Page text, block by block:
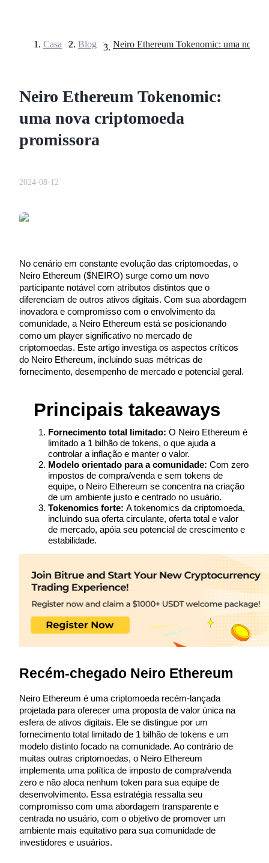
Futuros de USDT
Futuros COIN-M
Futuros de criptomoeda
Derivativos de ações, câmbio, metais preciosos e commodities
Futuros de USDC
Copiar Trading
Junte-se aos principais traders
Torne-se um Trader de Cópias
Desfrute da partilha de lucros e comissões de copy trading
Casa > Blog >
Neiro Ethereum Tokenomic:
uma nova criptomoeda
promissora
2024-08-12
No cenário em constante evolução das criptomoedas, o
Neiro Ethereum ($NEIRO) surge como um novo
participante notável com atributos distintos que o
diferenciam de outros ativos digitais. Com sua abordagem
inovadora e compromisso com o envolvimento da
comunidade, a Neiro Ethereum está se posicionando
como um player significativo no mercado de
criptomoedas. Este artigo investiga os aspectos críticos
do Neiro Ethereum, incluindo suas métricas de
fornecimento, desempenho de mercado e potencial geral.
Principais takeaways
Fornecimento total limitado: O Neiro Ethereum é
limitado a 1 bilhão de tokens, o que ajuda a
controlar a inflação e manter o valor.
Modelo orientado para a comunidade: Com zero
impostos de compra/venda e sem tokens de
equipe, o Neiro Ethereum se concentra na criação
de um ambiente justo e centrado no usuário.
Tokenomics forte: A tokenomics da criptomoeda,
incluindo sua oferta circulante, oferta total e valor
de mercado, apóia seu potencial de crescimento e
estabilidade.
Recém-chegado Neiro Ethereum
Neiro Ethereum é uma criptomoeda recém-lançada
projetada para oferecer uma proposta de valor única na
esfera de ativos digitais. Ele se distingue por um
fornecimento total limitado de 1 bilhão de tokens e um
modelo distinto focado na comunidade. Ao contrário de
muitas outras criptomoedas, o Neiro Ethereum
implementa uma política de imposto de compra/venda
zero e não aloca nenhum token para sua equipe de
desenvolvimento. Essa estratégia ressalta seu
compromisso com uma abordagem transparente e
centrada no usuário, com o objetivo de promover um
ambiente mais equitativo para sua comunidade de
investidores e usuários.